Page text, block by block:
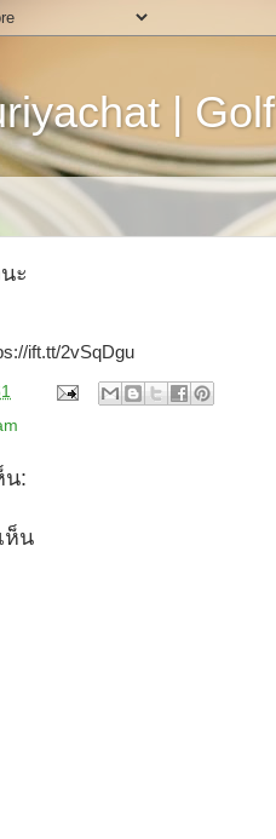
| Golf
ะ
ift.tt/2vSqDgu
น:
ห็น